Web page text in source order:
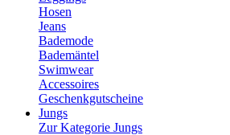
Hosen
Jeans
Bademode
Bademäntel
Swimwear
Accessoires
Geschenkgutscheine
Jungs
Zur Kategorie Jungs